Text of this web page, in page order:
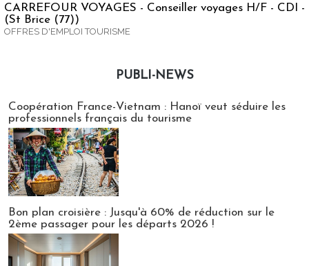
CARREFOUR VOYAGES - Conseiller voyages H/F - CDI -
(St Brice (77))
OFFRES D'EMPLOI TOURISME
PUBLI-NEWS
Coopération France-Vietnam : Hanoï veut séduire les
professionnels français du tourisme
Bon plan croisière : Jusqu'à 60% de réduction sur le
2ème passager pour les départs 2026 !